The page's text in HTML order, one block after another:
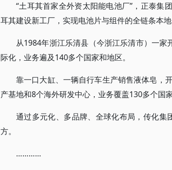
“土耳其首家全外资太阳能电池厂”，正泰集
耳其建设新工厂，实现电池片与组件的全链条本地
从1984年浙江乐清县（今浙江乐清市）一家
际化，业务遍及140多个国家和地区。
靠一口大缸、一辆自行车生产销售液体皂，
产基地和8个海外研发中心，业务覆盖130多个国家
通过多元化、多品牌、全球化布局，传化集
方。
…………